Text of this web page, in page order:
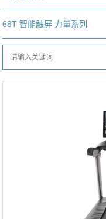
68T 智能触屏 力量系列